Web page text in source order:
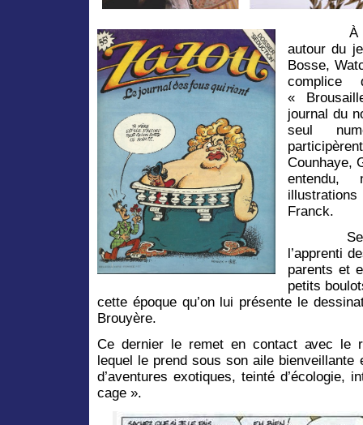
À
autour du
Bosse,
«
journal du
seul
Counhaye,
entendu,
Franck.
Ses
l’apprenti
parents et
petits
cette époque qu’on lui présente le
Brouyère.
Ce dernier le remet en contact avec le
lequel le prend sous son aile
d’aventures exotiques, teinté d’écologie,
cage ».